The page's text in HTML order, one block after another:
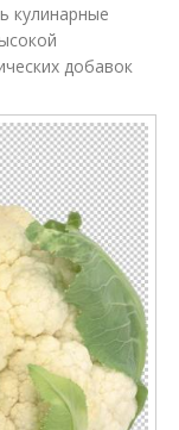
кулинарные
добавок